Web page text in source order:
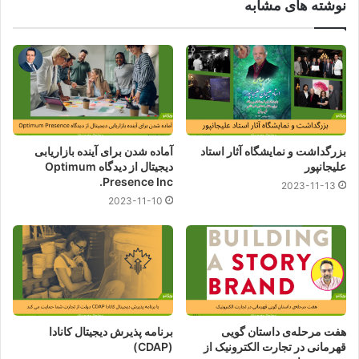
اوضاع می‌تواند بدتر هم شود.
دولت با این نوع اقدامات، دسترسی شهروندان چینی را به اپ‌استور
سخت می‌کند و همچنین میلیون‌ها توسعه‌دهنده چینی با مشکل
مواجه می‌شوند. به این ترتیب، ممکن است اقتصاد داخلی چین نیز
آسیب ببیند. کشورهای دیگری مثل عربستان و روسیه قبلا چنین
روش‌هایی را (نه در مورد اپل) امتحان کرده‌اند و مجوزها را لغو
کرده‌اند. اما شرایط ایجاد شده پس از لغو مجوزها، باعث شده برخی
کسب و کارها دیگر نتوانند فعالیت کنند.
آیفون در چین با استفاده از توجیه‌های مشابه آمریکا، یعنی حفظ
امنیت ملی و امنیت داده‌ها. دولت چین می‌تواند بگوید سیستم‌ها
عامل‌های سخت‌افزاری خارجی قوانین امنیت داده را در این کشور
نقض می‌کنند.
نکته جالب این است کهرن ژنگفی موسس و مدیرعامل هوآوی
نوشته های مشابه
بزرگداشت و نمایشگاه آثار استاد
علیجانپور
2023-11-13
آماده شدن برای آینده بازاریابی
دیجیتال از دیدگاه Optimum
Presence Inc.
2023-11-10
هفت مرحله‌ی داستان گویی
قهرمانی در تجارت الکترونیک از
برنامه پذیرش دیجیتال کانادا
(CDAP)